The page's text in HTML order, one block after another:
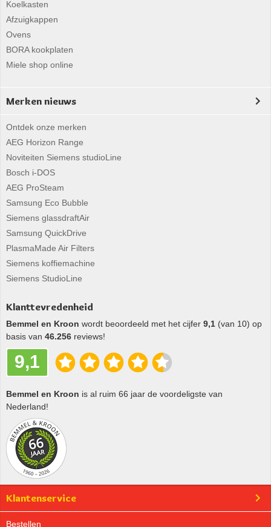
Koelkasten
Afzuigkappen
Ovens
BORA kookplaten
Miele shop online
Merken nieuws
Ontdek onze merken
AEG Horizon Range
Noviteiten Siemens studioLine
Bosch i-DOS
AEG ProSteam
Samsung Eco Bubble
Siemens glassdraftAir
Samsung QuickDrive
PlasmaMade Air Filters
Siemens koffiemachine
Siemens StudioLine
Klanttevredenheid
Bemmel en Kroon wordt beoordeeld met het cijfer 9,1 (van 10) op
basis van 46.256 reviews!
9,1
Bemmel en Kroon is al ruim 66 jaar de voordeligste van
Nederland!
Klantenservice
Bestellen